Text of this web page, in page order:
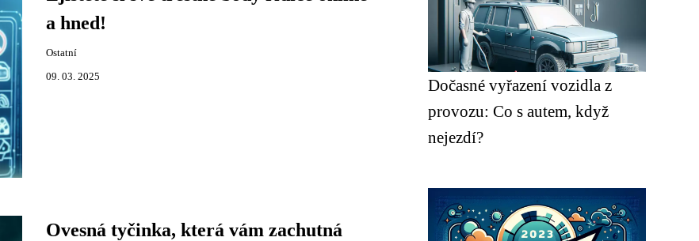
a hned!
Ostatní
09. 03. 2025
Ovesná tyčinka, která vám zachutná
Dočasné vyřazení vozidla z
provozu: Co s autem, když
nejezdí?